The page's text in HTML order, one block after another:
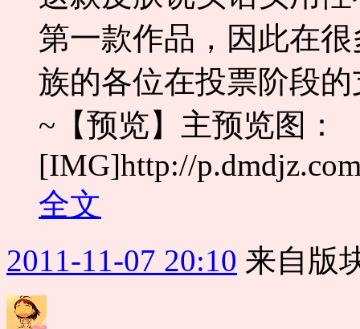
第一款作品，因此在
族的各位在投票阶段
~【预览】主预览图：
[IMG]http://
全文
2011-11-07 20:10 来自版